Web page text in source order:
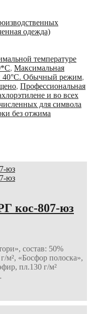
одежда)
температуре
, Максимальная
40°С. Обычный режим,
, Профессиональная
и во всех
для символа
без отжима
кос-807-юз
состав: 50%
м², «Босфор полоска»,
пл.130 г/м²